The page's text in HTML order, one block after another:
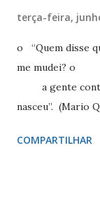
terça-feira,
o “Quem disse
me mudei? o
a gente
nasceu”. (Mario
podem trazer
COMPARTILHAR